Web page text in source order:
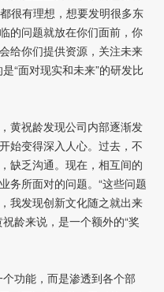
很有理想，想要发明很多东
的问题就放在你们面前，你
给你们提供资源，关注未来
“面对现实和未来”的研发比
黄祝龄发现公司内部逐渐发
始变得深入人心。过去，不
缺乏沟通。现在，相互间的
务所面对的问题。“这些问题
我发现创新文化随之就出来
龄来说，是一个额外的“奖
功能，而是渗透到各个部